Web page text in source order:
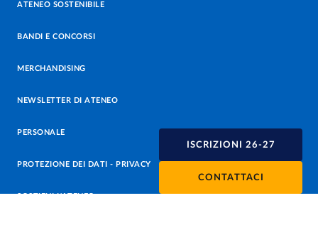
ISCRIZIONI 26-27
CONTATTACI
ATENEO SOSTENIBILE
BANDI E CONCORSI
MERCHANDISING
NEWSLETTER DI ATENEO
PERSONALE
PROTEZIONE DEI DATI - PRIVACY
SOSTIENI L'ATENEO